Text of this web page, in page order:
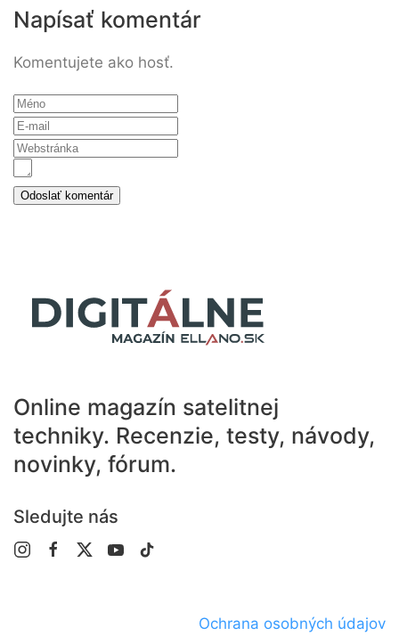
Napísať komentár
Komentujete ako hosť.
Online magazín satelitnej
techniky. Recenzie, testy, návody,
novinky, fórum.
Sledujte nás
Ochrana osobných údajov